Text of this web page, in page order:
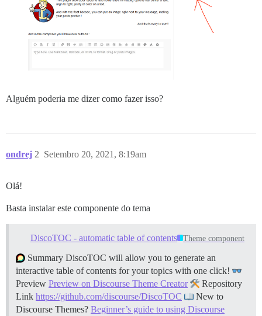
Alguém poderia me dizer como fazer isso?
ondrej Setembro 20, 2021, 8:19am
2
Olá!
Basta instalar este componente do tema
DiscoTOC - automatic table of contents Theme component
Summary DiscoTOC will allow you to generate an
interactive table of contents for your topics with one click!
Preview Preview on Discourse Theme Creator
Repository
Link https://github.com/discourse/DiscoTOC
New to
Discourse Themes? Beginner’s guide to using Discourse